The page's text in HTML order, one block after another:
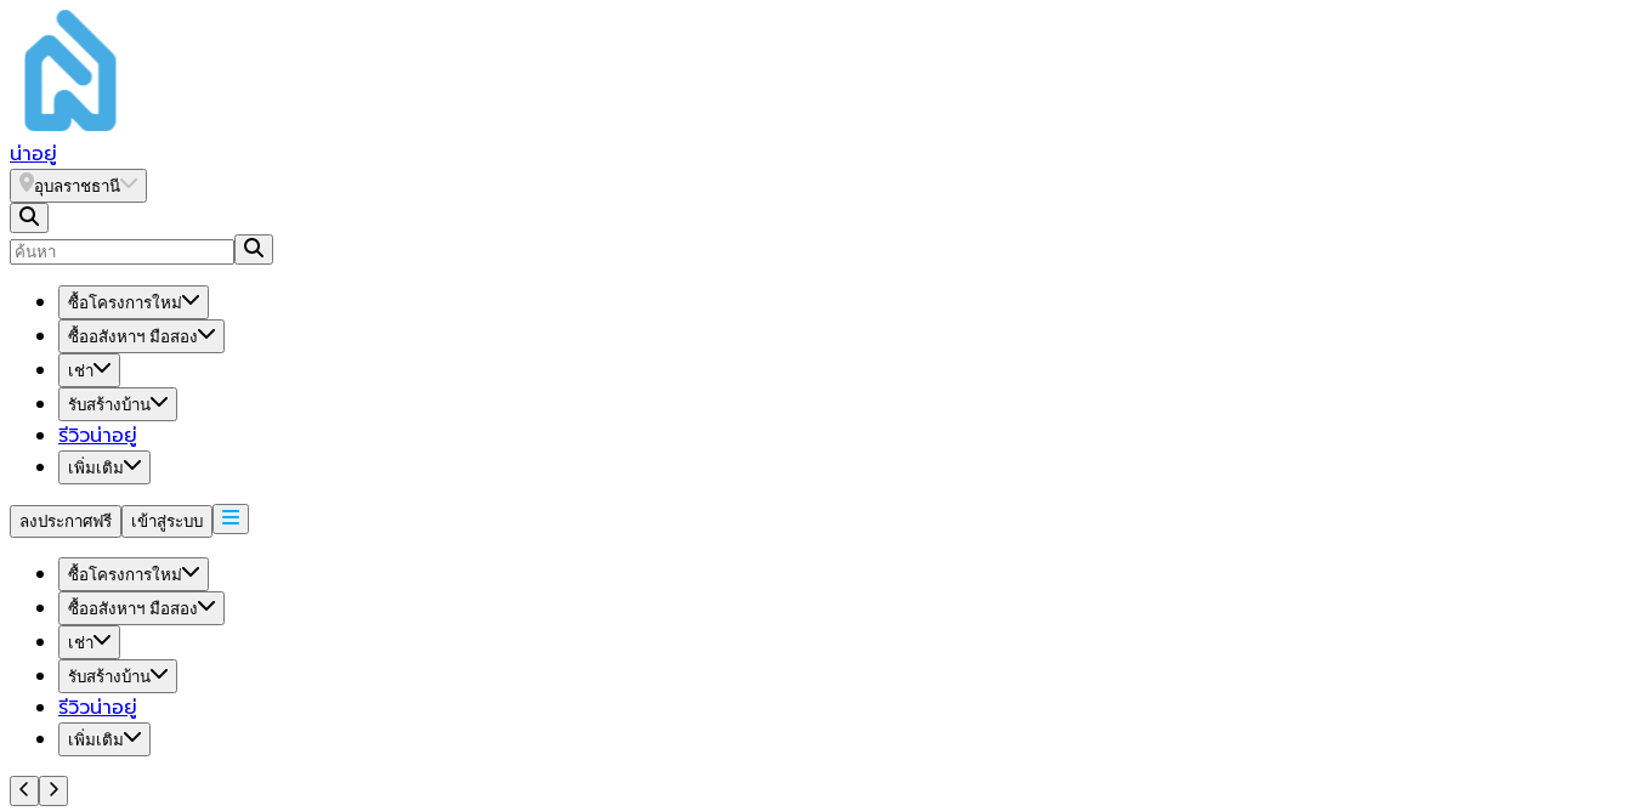
น่าอยู่
อุบลราชธานี
ซื้อโครงการใหม่
ซื้ออสังหาฯ มือสอง
เช่า
รับสร้างบ้าน
รีวิวน่าอยู่
เพิ่มเติม
ลงประกาศฟรี เข้าสู่ระบบ
ซื้อโครงการใหม่
ซื้ออสังหาฯ มือสอง
เช่า
รับสร้างบ้าน
รีวิวน่าอยู่
เพิ่มเติม